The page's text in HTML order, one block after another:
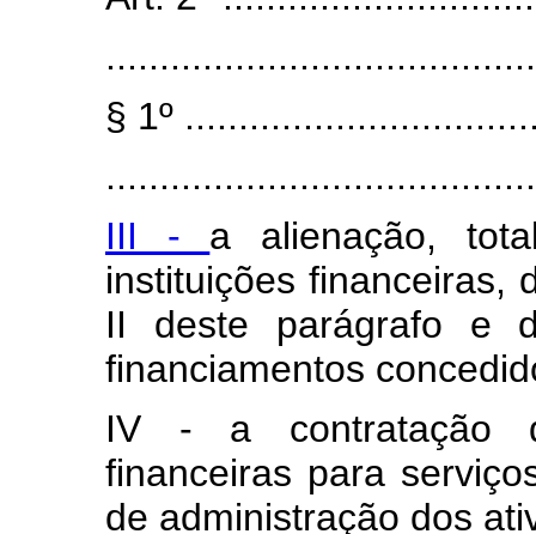
§ 1º
III - a alienação,
instituições financeiras,
II deste parágrafo e
financiamentos
IV - a contratação
financeiras para
de administração dos